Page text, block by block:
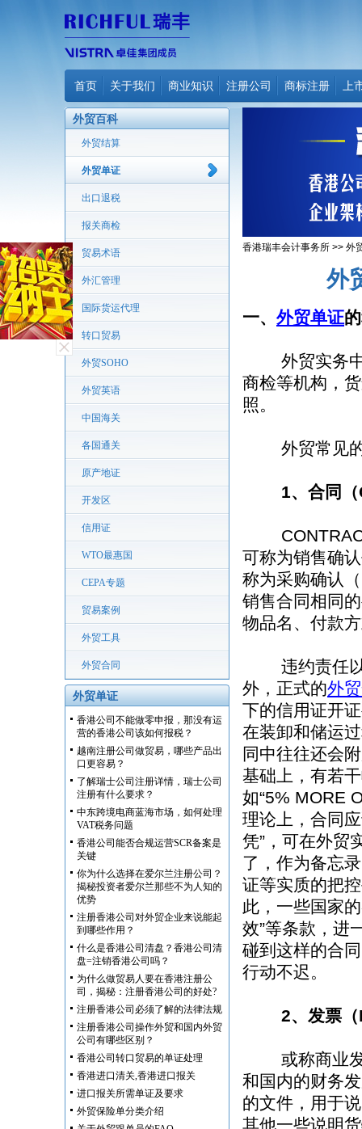
首页 关于我们 商业知识 注册公司 商标注册 上
外贸百科
外贸结算
外贸单证
出口退税
报关商检
贸易术语
外汇管理
国际货运代理
转口贸易
外贸SOHO
外贸英语
中国海关
各国通关
原产地证
开发区
信用证
WTO最惠国
CEPA专题
贸易案例
外贸工具
外贸合同
外贸单证
香港公司不能做零申报，那没有运
营的香港公司该如何报税？
越南注册公司做贸易，哪些产品出
口更容易？
了解瑞士公司注册详情，瑞士公司
注册有什么要求？
中东跨境电商蓝海市场，如何处理
VAT税务问题
香港公司能否合规运营SCR备案是
关键
你为什么选择在爱尔兰注册公司？
揭秘投资者爱尔兰那些不为人知的
优势
注册香港公司对外贸企业来说能起
到哪些作用？
什么是香港公司清盘？香港公司清
盘=注销香港公司吗？
为什么做贸易人要在香港注册公
司，揭秘：注册香港公司的好处?
注册香港公司必须了解的法律法规
注册香港公司操作外贸和国内外贸
公司有哪些区别？
香港公司转口贸易的单证处理
香港进口清关,香港进口报关
进口报关所需单证及要求
外贸保险单分类介绍
香港瑞丰会计事务所 >> 外
外
一、 外贸单证
外贸实务中
商检等机构，
照。
外贸常见的
1、合同
CONTRACT
可称为销售确
称为采购确认
销售合同相同
物品名、付款
违约责任以
外，正式的外
下的信用证开
在装卸和储运
同中往往还会
基础上，有若
如“5% MORE
理论上，合同
凭”，可在外贸
了，作为备忘
证等实质的把
此，一些国家
效”等条款，进
碰到这样的合
行动不迟。
2、发票
或称商业发
和国内的财务
的文件，用于
其他一些说明